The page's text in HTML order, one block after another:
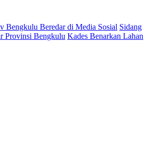
Bengkulu Beredar di Media Sosial Sidang
Provinsi Bengkulu Kades Benarkan Lahan